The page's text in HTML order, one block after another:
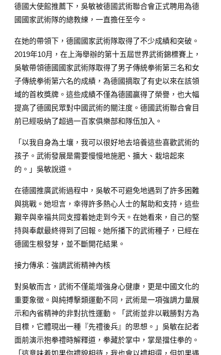
德國大使館推薦下，吳敏被德國武術聯合會正式聘用為德
國國家武術隊的總教練，一直擔任至今。
在她的帶領下，德國國家武術隊取得了不少成績和突破。
2019年10月，在上海舉辦的第十五屆世界武術錦標賽上，
吳敏帶領德國國家武術隊取得了男子傳統拳術第三名和女
子傳統拳術第六名的成績，為德國摘取了有史以來在該領
域的首枚獎牌。這些成績不僅為德國贏得了榮譽，也大幅
提高了德國民眾對中國武術的關注度。德國武術聯合會目
前已經吸納了超過一百家俱樂部和隊伍加入。
「以我自身為土壤，我可以很好地去培養這些喜歡武術的
孩子。武術發展是需要慢慢地施肥、擴大、栽培起來
的。」吳敏說道。
在德國推廣武術過程中，吳敏不可避免地遇到了許多困難
與挑戰。她坦言，幸得許多熱心人士的幫助和支持，這些
艱辛與幸福共同支撐着她走到今天。在她看來，自己的堅
持與奉獻最終得到了回報。她所播下的武術種子，已經在
德國生根發芽，並不斷開花結果。
接力傳承：強調武術精神內核
對吳敏而言，武術不僅能增強身心健康，更是中國文化的
重要象徵。與純搏擊類運動不同，武術是一項強調力量展
示和內省精神的非對抗性運動。「武術並非以戰勝對方為
目標，它體現出一種『先禮後兵』的思想。」吳敏在記者
面前演示抱拳禮時解釋道，拳藏於掌中，掌是擋住拳的。
「這意味着如果你禮貌相待，我也會以禮相還，但如果遇